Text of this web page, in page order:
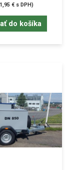
€ s DPH)
do košíka